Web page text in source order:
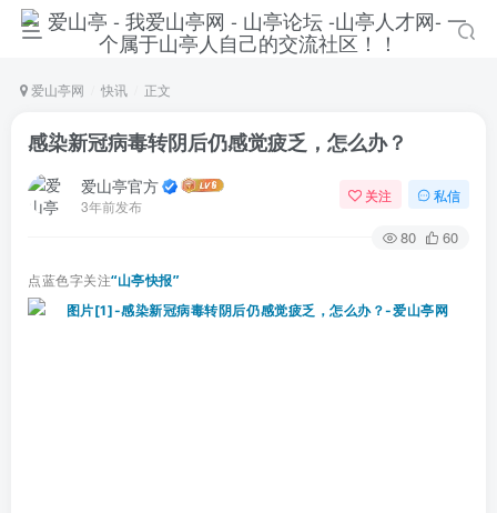
爱山亭网 快讯 正文
感染新冠病毒转阴后仍感觉疲乏，怎么办？
爱山亭官方
3年前发布
关注 私信
80 60
点蓝色字关注“山亭快报”